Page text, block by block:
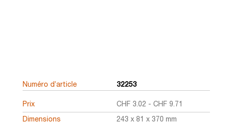
Numéro d’article 32253
Prix CHF 3.02 - CHF 9.71
Dimensions 243 x 81 x 370 mm